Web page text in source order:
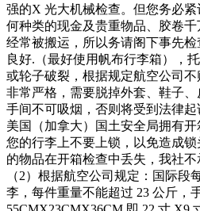
强的X 光大机械检查。但您务必
何种类的现金及贵重物品、胶卷
经常被搬运，所以务请阁下事先
良好.（最好使用帆布行李箱），
或轮子破裂，根据规定航空公司
非常严格，需要脱掉外套、鞋子
手间不可吸烟，否则将受到法律起
美国（加拿大）国土安全局拥有
您的行李上不要上锁，以免造成
的物品在开箱检查中丢失，我社不
（2）根据航空公司规定：国际段
李，每件重量不能超过 23 公斤，